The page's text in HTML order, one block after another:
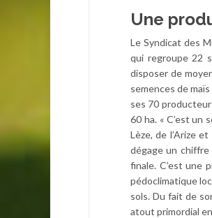
Une
Le Syndicat des
qui regroupe 22
disposer de
semences de
ses 70
60 ha. « C’est un
Lèze, de l’Arize
dégage un chiffre
finale. C’est une
pédoclimatique
sols. Du fait de
atout primordial